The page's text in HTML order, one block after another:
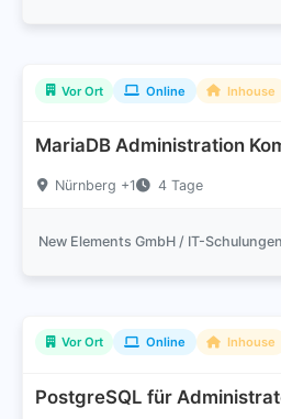
Vor Ort Online Inhouse
MariaDB Administration
Nürnberg +1 4 Tage
Vor Ort Online Inhouse
PostgreSQL für